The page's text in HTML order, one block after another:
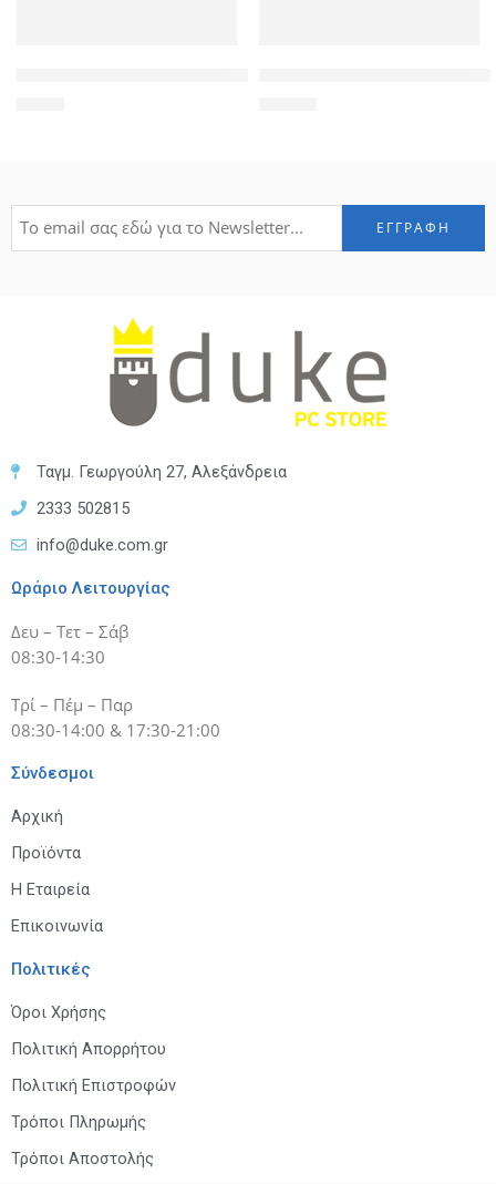
Ταγμ. Γεωργούλη 27, Αλεξάνδρεια
2333 502815
info@duke.com.gr
Ωράριο Λειτουργίας
Δευ – Τετ – Σάβ
08:30-14:30
Τρί – Πέμ – Παρ
08:30-14:00 & 17:30-21:00
Σύνδεσμοι
Αρχική
Προϊόντα
Η Εταιρεία
Επικοινωνία
Πολιτικές
Όροι Χρήσης
Πολιτική Απορρήτου
Πολιτική Επιστροφών
Τρόποι Πληρωμής
Τρόποι Αποστολής